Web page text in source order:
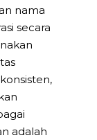
nama
secara
adalah